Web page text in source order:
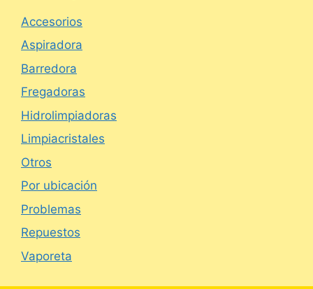
Accesorios
Aspiradora
Barredora
Fregadoras
Hidrolimpiadoras
Limpiacristales
Otros
Por ubicación
Problemas
Repuestos
Vaporeta